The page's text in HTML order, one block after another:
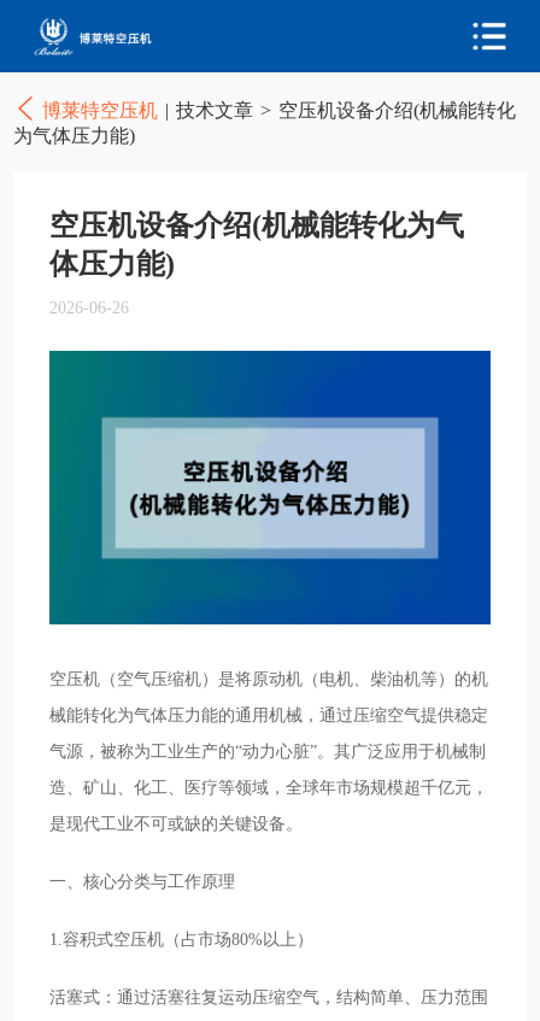
博莱特空压机 | 技术文章 > 空压机设备介绍(机械能转化
为气体压力能)
空压机设备介绍(机械能转化为气
体压力能)
2026-06-26
空压机（空气压缩机）是将原动机（电机、柴油机等）的机
械能转化为气体压力能的通用机械，通过压缩空气提供稳定
气源，被称为工业生产的“动力心脏”。其广泛应用于机械制
造、矿山、化工、医疗等领域，全球年市场规模超千亿元，
是现代工业不可或缺的关键设备。
一、核心分类与工作原理
1.容积式空压机（占市场80%以上）
活塞式：通过活塞往复运动压缩空气，结构简单、压力范围